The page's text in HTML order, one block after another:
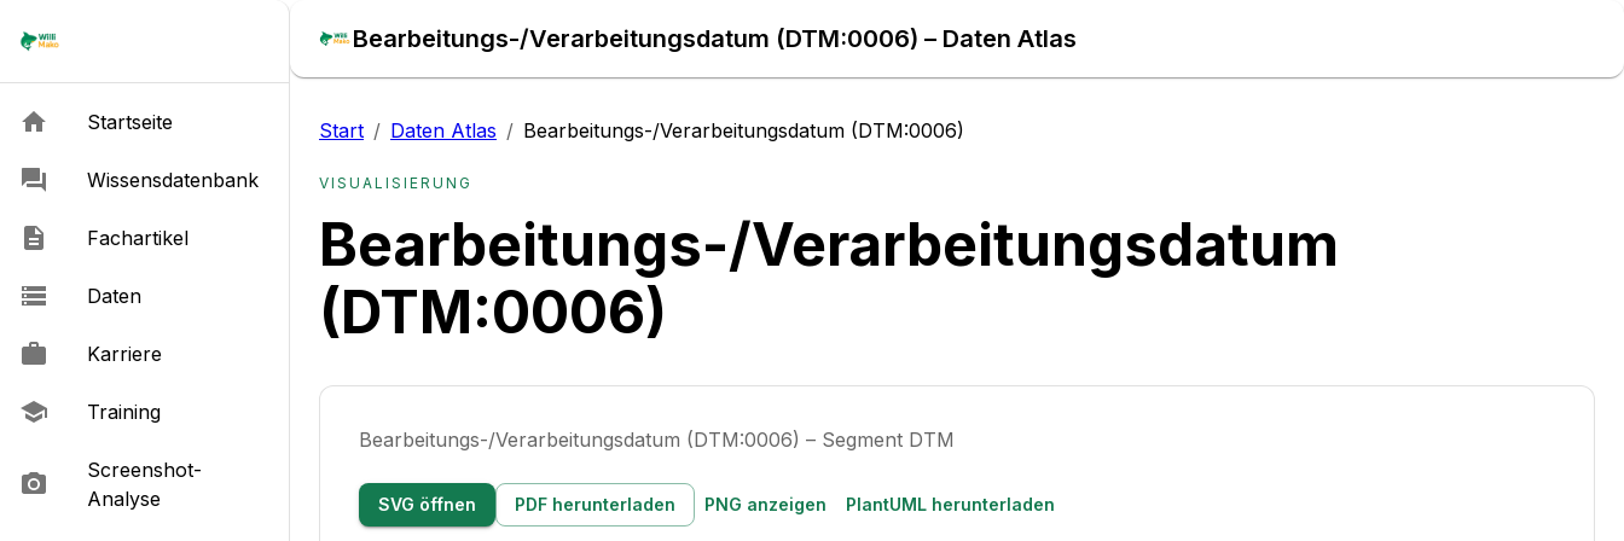
Bearbeitungs-/Verarbeitungsdatum (DTM:0006) – Daten Atlas
Startseite
Wissensdatenbank
Fachartikel
Daten
Karriere
Training
Screenshot-
Analyse
Start / Daten Atlas / Bearbeitungs-/Verarbeitungsdatum (DTM:0006)
VISUALISIERUNG
Bearbeitungs-/Verarbeitungsdatum
(DTM:0006)
Bearbeitungs-/Verarbeitungsdatum (DTM:0006) – Segment DTM
SVG öffnen PDF herunterladen PNG anzeigen PlantUML herunterladen